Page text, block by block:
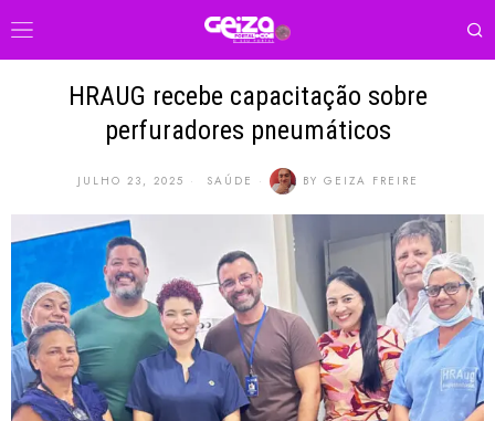
HRAUG recebe capacitação sobre
perfuradores pneumáticos
JULHO 23, 2025 SAÚDE BY GEIZA FREIRE